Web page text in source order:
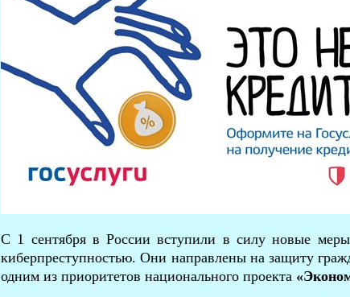
С 1 сентября в России вступили в силу новые меры
киберпреступностью. Они направлены на защиту
одним из приоритетов национального проекта